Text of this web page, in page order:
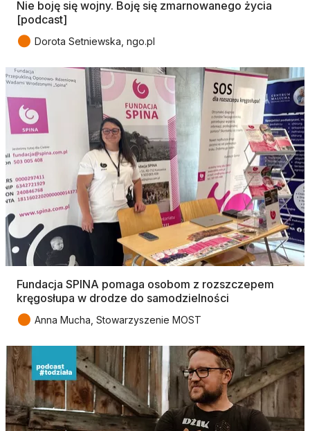
Nie boję się wojny. Boję się zmarnowanego życia
[podcast]
● Dorota Setniewska, ngo.pl
Fundacja SPINA pomaga osobom z rozszczepem
kręgosłupa w drodze do samodzielności
● Anna Mucha, Stowarzyszenie MOST